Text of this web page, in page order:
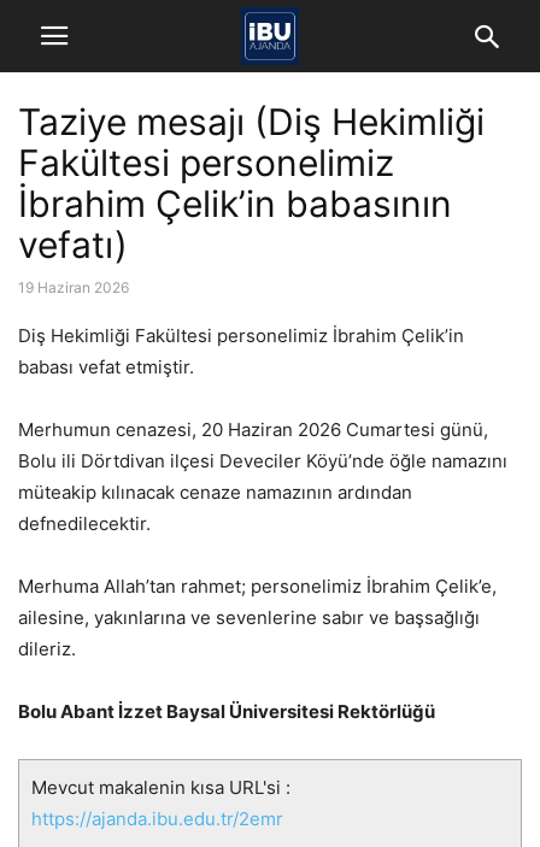
Taziye mesajı (Diş Hekimliği
Fakültesi personelimiz
İbrahim Çelik’in babasının
vefatı)
19 Haziran 2026
Diş Hekimliği Fakültesi personelimiz İbrahim Çelik’in
babası vefat etmiştir.
Merhumun cenazesi, 20 Haziran 2026 Cumartesi günü,
Bolu ili Dörtdivan ilçesi Deveciler Köyü’nde öğle namazını
müteakip kılınacak cenaze namazının ardından
defnedilecektir.
Merhuma Allah’tan rahmet; personelimiz İbrahim Çelik’e,
ailesine, yakınlarına ve sevenlerine sabır ve başsağlığı
dileriz.
Bolu Abant İzzet Baysal Üniversitesi Rektörlüğü
Mevcut makalenin kısa URL'si :
https://ajanda.ibu.edu.tr/2emr